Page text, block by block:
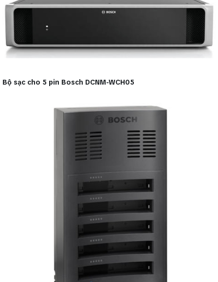
Bộ sạc cho 5 pin Bosch DCNM-WCH05